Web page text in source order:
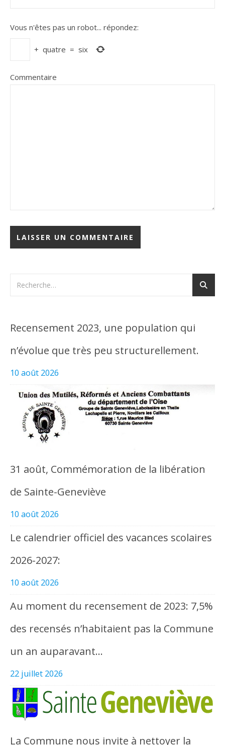
Vous n'êtes pas un robot... répondez:
+ quatre = six
Commentaire
Recensement 2023, une population qui
n’évolue que très peu structurellement.
10 août 2026
31 août, Commémoration de la libération
de Sainte-Geneviève
10 août 2026
Le calendrier officiel des vacances scolaires
2026-2027:
10 août 2026
Au moment du recensement de 2023: 7,5%
des recensés n’habitaient pas la Commune
un an auparavant…
22 juillet 2026
La Commune nous invite à nettoyer la